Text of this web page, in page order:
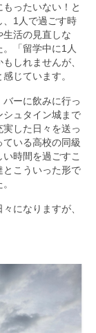
ったいない！と
、1人で過ごす時
生活の見直しな
「留学中に1人
しれませんが、
じています。
ーに飲みに行っ
シュタイン城まで
した日々を送っ
いる高校の同級
時間を過ごすこ
とこういった形で
になりますが、